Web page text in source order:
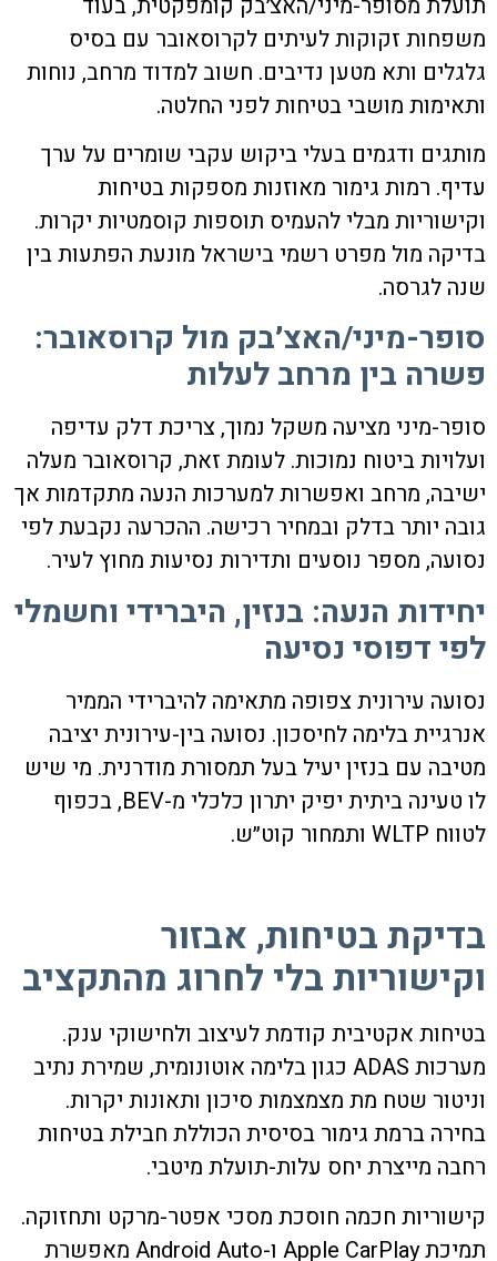
משפחות זקוקות לעיתים לקרוסאובר עם בסיס
גלגלים ותא מטען נדיבים. חשוב למדוד מרחב, נוחות
ותאימות מושבי בטיחות לפני החלטה.
מותגים ודגמים בעלי ביקוש עקבי שומרים על ערך
עדיף. רמות גימור מאוזנות מספקות בטיחות
וקישוריות מבלי להעמיס תוספות קוסמטיות יקרות.
בדיקה מול מפרט רשמי בישראל מונעת הפתעות בין
שנה לגרסה.
סופר-מיני/האצ׳בק מול קרוסאובר:
פשרה בין מרחב לעלות
סופר-מיני מציעה משקל נמוך, צריכת דלק עדיפה
ועלויות ביטוח נמוכות. לעומת זאת, קרוסאובר מעלה
ישיבה, מרחב ואפשרות למערכות הנעה מתקדמות אך
גובה יותר בדלק ובמחיר רכישה. ההכרעה נקבעת לפי
נסועה, מספר נוסעים ותדירות נסיעות מחוץ לעיר.
יחידות הנעה: בנזין, היברידי וחשמלי
לפי דפוסי נסיעה
נסועה עירונית צפופה מתאימה להיברידי הממיר
אנרגיית בלימה לחיסכון. נסועה בין-עירונית יציבה
מטיבה עם בנזין יעיל בעל תמסורת מודרנית. מי שיש
לו טעינה ביתית יפיק יתרון כלכלי מ-BEV, בכפוף
לטווח WLTP ותמחור קוט״ש.
בדיקת בטיחות, אבזור
וקישוריות בלי לחרוג מהתקציב
בטיחות אקטיבית קודמת לעיצוב ולחישוקי ענק.
מערכות ADAS כגון בלימה אוטונומית, שמירת נתיב
וניטור שטח מת מצמצמות סיכון ותאונות יקרות.
בחירה ברמת גימור בסיסית הכוללת חבילת בטיחות
רחבה מייצרת יחס עלות-תועלת מיטבי.
קישוריות חכמה חוסכת מסכי אפטר-מרקט ותחזוקה.
תמיכת Apple CarPlay ו-Android Auto מאפשרת